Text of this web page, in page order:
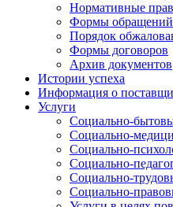
Нормативные
Формы обращений
Порядок
Формы договоров
Архив документов
Истории успеха
Информация о
Услуги
Социально-
Социально-
Социально-
Социально-
Социально-
Социально-